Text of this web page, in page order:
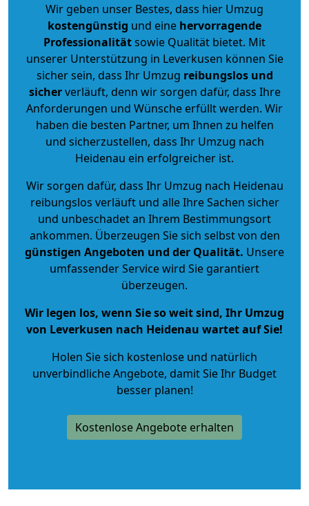
Wir geben unser Bestes, dass hier Umzug
kostengünstig und eine hervorragende
Professionalitätsowie Qualität bietet. Mit
unserer Unterstützung in Leverkusen können Sie
sicher sein, dass Ihr Umzug reibungslos und
sicherverläuft, denn wir sorgen dafür, dass Ihre
Anforderungen und Wünsche erfüllt werden. Wir
haben die besten Partner, um Ihnen zu helfen
und sicherzustellen, dass Ihr Umzug nach
Heidenau ein erfolgreicher ist.
Wir sorgen dafür, dass Ihr Umzug nach Heidenau
reibungslos verläuft und alle Ihre Sachen sicher
und unbeschadet an Ihrem Bestimmungsort
ankommen. Überzeugen Sie sich selbst von den
günstigen Angeboten und der Qualität. Unsere
umfassender Service wird Sie garantiert
überzeugen.
Wir legen los, wenn Sie so weit sind, Ihr Umzug
von Leverkusen nach Heidenau wartet auf Sie!
Holen Sie sich kostenlose und natürlich
unverbindliche Angebote, damit Sie Ihr Budget
besser planen!
Kostenlose Angebote erhalten